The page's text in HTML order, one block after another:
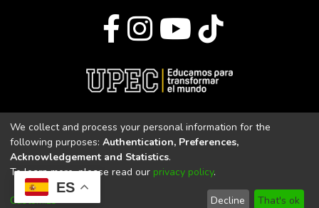
ES
Universidad Politécnica Estatal del Carchi
Universidad Politécnica Estatal del Carchi | Acreditada por el
CACES Resolución N°. 160-SE-33-CACES-2020
We collect and process your personal information for the
following purposes: Authentication, Preferences,
Acknowledgement and Statistics.
To learn more, please read our privacy policy.
Customize Decline That's ok